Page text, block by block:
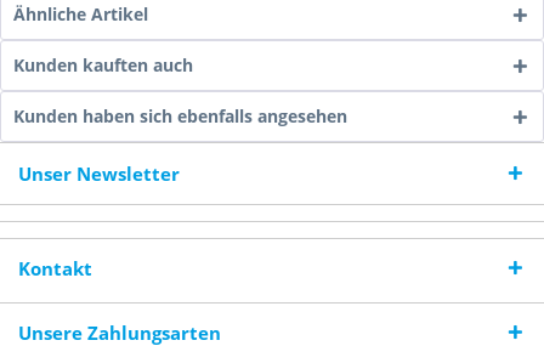
Ähnliche Artikel
Kunden kauften auch
Kunden haben sich ebenfalls angesehen
Unser Newsletter
Kontakt
Unsere Zahlungsarten